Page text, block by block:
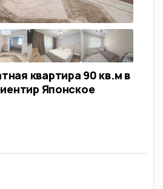
квартира 90 кв.м в
Японское